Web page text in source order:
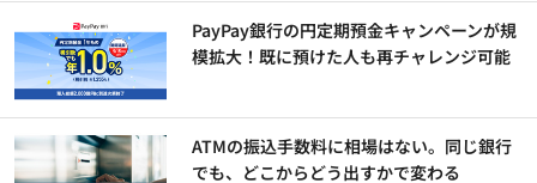
PayPay銀行の円定期預金キャンペーンが規
模拡大！既に預けた人も再チャレンジ可能
ATMの振込手数料に相場はない。同じ銀行
でも、どこからどう出すかで変わる